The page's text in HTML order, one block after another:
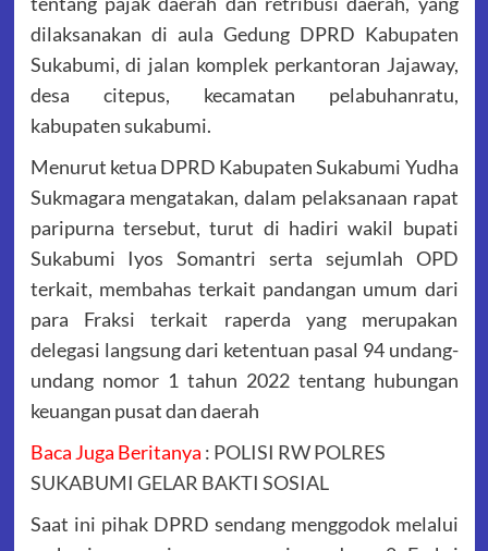
dilaksanakan di aula Gedung DPRD Kabupaten
Sukabumi, di jalan komplek perkantoran Jajaway,
desa citepus, kecamatan pelabuhanratu,
kabupaten sukabumi.
Menurut ketua DPRD Kabupaten Sukabumi Yudha
Sukmagara mengatakan, dalam pelaksanaan rapat
paripurna tersebut, turut di hadiri wakil bupati
Sukabumi Iyos Somantri serta sejumlah OPD
terkait, membahas terkait pandangan umum dari
para Fraksi terkait raperda yang merupakan
delegasi langsung dari ketentuan pasal 94 undang-
undang nomor 1 tahun 2022 tentang hubungan
keuangan pusat dan daerah
Baca Juga Beritanya : POLISI RW POLRES
SUKABUMI GELAR BAKTI SOSIAL
Saat ini pihak DPRD sendang menggodok melalui